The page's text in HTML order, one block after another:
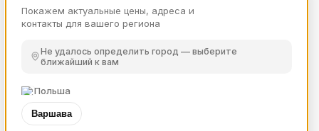
Покажем актуальные цены, адреса и
контакты для вашего региона
Не удалось определить город — выберите
ближайший к вам
Польша
Варшава